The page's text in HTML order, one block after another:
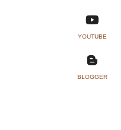
YOUTUBE
BLOGGER